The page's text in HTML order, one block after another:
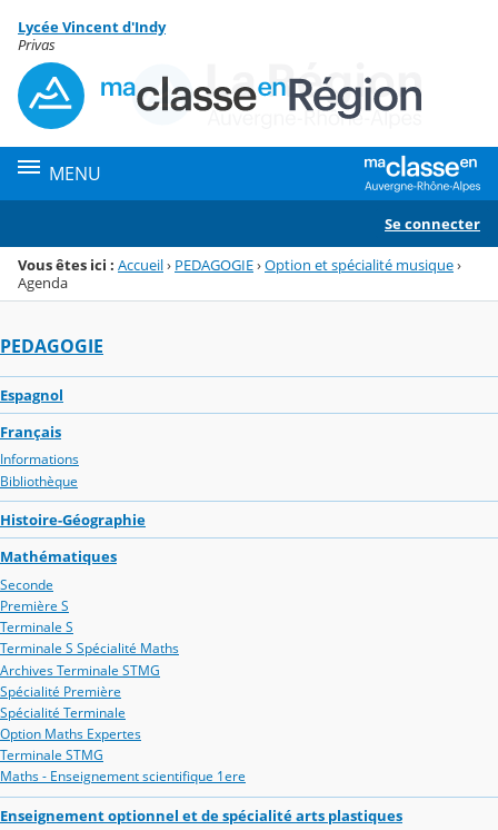
Menu de la rubrique
Contenu
Lycée Vincent d'Indy
Privas
MENU
Se connecter
Vous êtes ici : Accueil› PEDAGOGIE›Option et spécialité musique›
Agenda
PEDAGOGIE
Espagnol
Français
Informations
Bibliothèque
Histoire-Géographie
Mathématiques
Seconde
Première S
Terminale S
Terminale S Spécialité Maths
Archives Terminale STMG
Spécialité Première
Spécialité Terminale
Option Maths Expertes
Terminale STMG
Maths - Enseignement scientifique 1ere
Enseignement optionnel et de spécialité arts plastiques